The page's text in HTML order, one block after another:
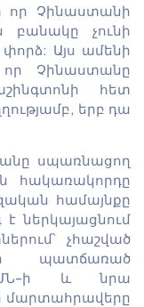
որ Չինաստանի
բանակը չունի
Այս ամենի
Չինաստանը
հետ
երբ դա
սպառնացող
հակառակորդը
համայնքը
ներկայացնում
չհաշված
պատճառած
ԱՄՆ-ի և նրա
մարտահրավերը